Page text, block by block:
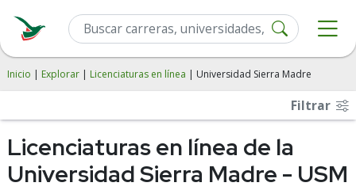
Inicio | Explorar | Licenciaturas en línea | Universidad Sierra Madre
Filtrar
Licenciaturas en línea de la
Universidad Sierra Madre - USM